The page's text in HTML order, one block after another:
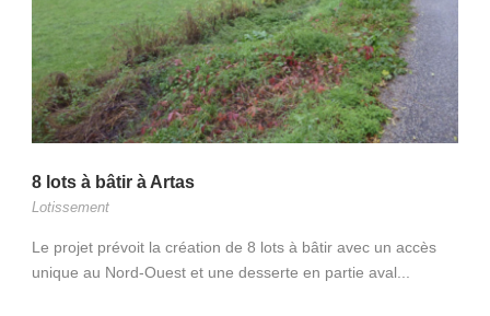
8 lots à bâtir à Artas
Lotissement
Le projet prévoit la création de 8 lots à bâtir avec un accès
unique au Nord-Ouest et une desserte en partie aval...